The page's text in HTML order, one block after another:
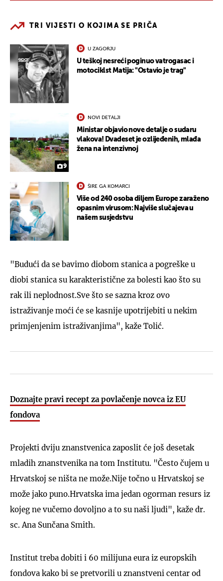
TRI VIJESTI O KOJIMA SE PRIČA
U ZAGORJU
U teškoj nesreći poginuo vatrogasac i
motociklst Matija: "Ostavio je trag"
9
NOVI DETALJI
Ministar objavio nove detalje o sudaru
vlakova! Dvadeset je ozlijeđenih, mlađa
žena na intenzivnoj
ŠIRE GA KOMARCI
Više od 240 osoba diljem Europe zaraženo
opasnim virusom: Najviše slučajeva u
našem susjedstvu
"Budući da se bavimo diobom stanica a pogreške u
diobi stanica su karakteristične za bolesti kao što su
rak ili neplodnost.Sve što se sazna kroz ovo
istraživanje moći će se kasnije upotrijebiti u nekim
primjenjenim istraživanjima", kaže Tolić.
Doznajte pravi recept za povlačenje novca iz EU
fondova
Projekti dviju znanstvenica zaposlit će još desetak
mladih znanstvenika na tom Institutu. "Često čujem u
Hrvatskoj se ništa ne može.Nije točno u Hrvatskoj se
može jako puno.Hrvatska ima jedan ogorman resurs iz
kojeg ne vučemo dovoljno a to su naši ljudi", kaže dr.
sc. Ana Sunčana Smith.
Institut treba dobiti i 60 milijuna eura iz europskih
fondova kako bi se pretvorili u znanstveni centar od